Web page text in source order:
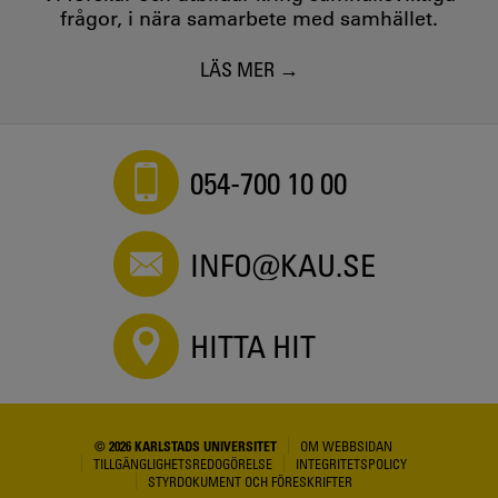
frågor, i nära samarbete med samhället.
LÄS MER
054-700 10 00
INFO@KAU.SE
HITTA HIT
© 2026 KARLSTADS UNIVERSITET
OM WEBBSIDAN
TILLGÄNGLIGHETSREDOGÖRELSE
INTEGRITETSPOLICY
STYRDOKUMENT OCH FÖRESKRIFTER